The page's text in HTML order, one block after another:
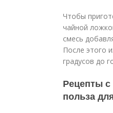
Чтобы
чайной
смесь
После этого
градусов до
Рецепты с
польза